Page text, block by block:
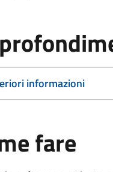
informazioni
fare